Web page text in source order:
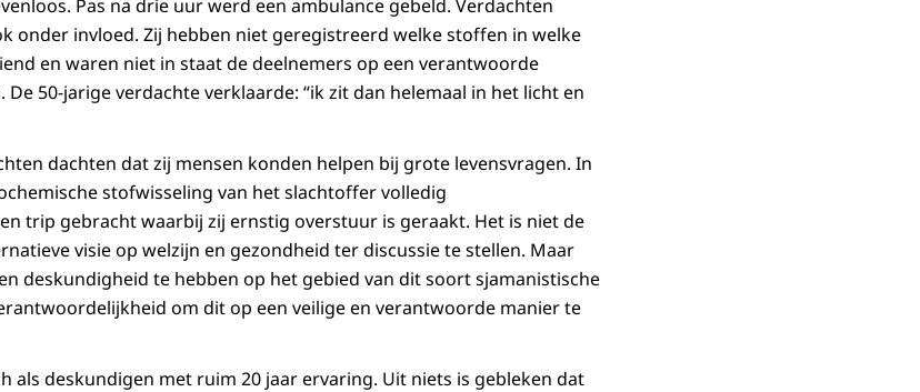
Pas na drie uur werd een ambulance gebeld. Verdachten
onder invloed. Zij hebben niet geregistreerd welke stoffen in welke
en waren niet in staat de deelnemers op een verantwoorde
50-jarige verdachte verklaarde: “ik zit dan helemaal in het licht en
dachten dat zij mensen konden helpen bij grote levensvragen. In
stofwisseling van het slachtoffer volledig
trip gebracht waarbij zij ernstig overstuur is geraakt. Het is niet de
visie op welzijn en gezondheid ter discussie te stellen. Maar
deskundigheid te hebben op het gebied van dit soort sjamanistische
om dit op een veilige en verantwoorde manier te
als deskundigen met ruim 20 jaar ervaring. Uit niets is gebleken dat